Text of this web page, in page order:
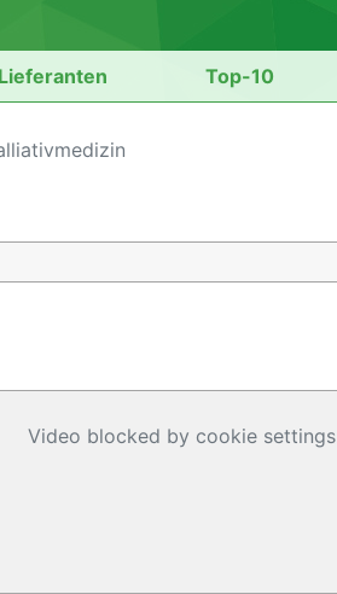
Lieferanten Top-10
Video blocked by cookie settings